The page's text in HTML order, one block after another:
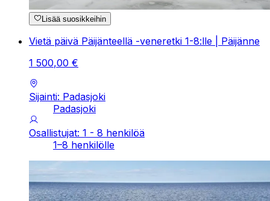
Lisää suosikkeihin
Vietä päivä Päijänteellä -veneretki 1-8:lle | Päijänne
1 500,00 €
Sijainti: Padasjoki
Padasjoki
Osallistujat: 1 - 8 henkilöä
1–8 henkilölle